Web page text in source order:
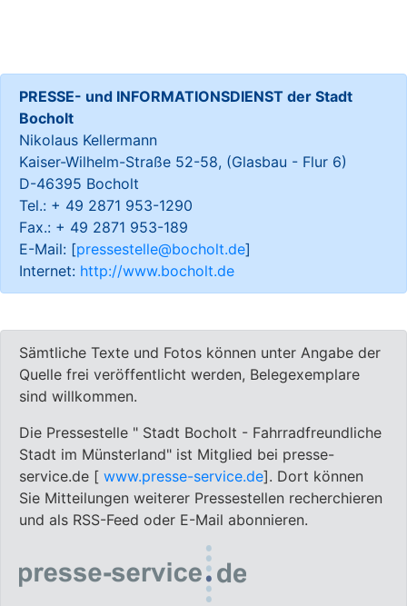
PRESSE- und INFORMATIONSDIENST der Stadt
Bocholt
Nikolaus Kellermann
Kaiser-Wilhelm-Straße 52-58, (Glasbau - Flur 6)
D-46395 Bocholt
Tel.: + 49 2871 953-1290
Fax.: + 49 2871 953-189
E-Mail: [pressestelle@bocholt.de]
Internet: http://www.bocholt.de
Sämtliche Texte und Fotos können unter Angabe der
Quelle frei veröffentlicht werden, Belegexemplare
sind willkommen.
Die Pressestelle " Stadt Bocholt - Fahrradfreundliche
Stadt im Münsterland" ist Mitglied bei presse-
service.de [ www.presse-service.de]. Dort können
Sie Mitteilungen weiterer Pressestellen recherchieren
und als RSS-Feed oder E-Mail abonnieren.